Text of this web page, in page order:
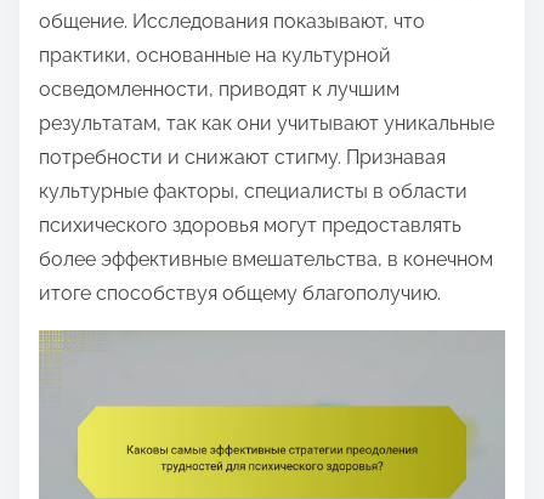
общение. Исследования показывают, что
практики, основанные на культурной
осведомленности, приводят к лучшим
результатам, так как они учитывают уникальные
потребности и снижают стигму. Признавая
культурные факторы, специалисты в области
психического здоровья могут предоставлять
более эффективные вмешательства, в конечном
итоге способствуя общему благополучию.